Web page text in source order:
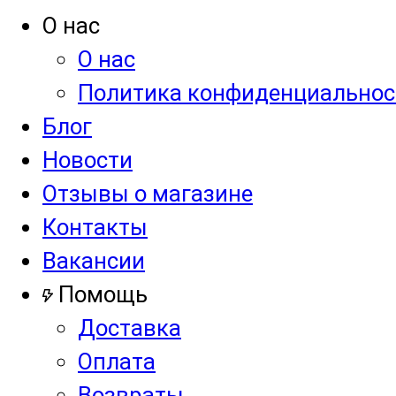
О нас
О нас
Политика
Блог
Новости
Отзывы о магазине
Контакты
Вакансии
Помощь
Доставка
Оплата